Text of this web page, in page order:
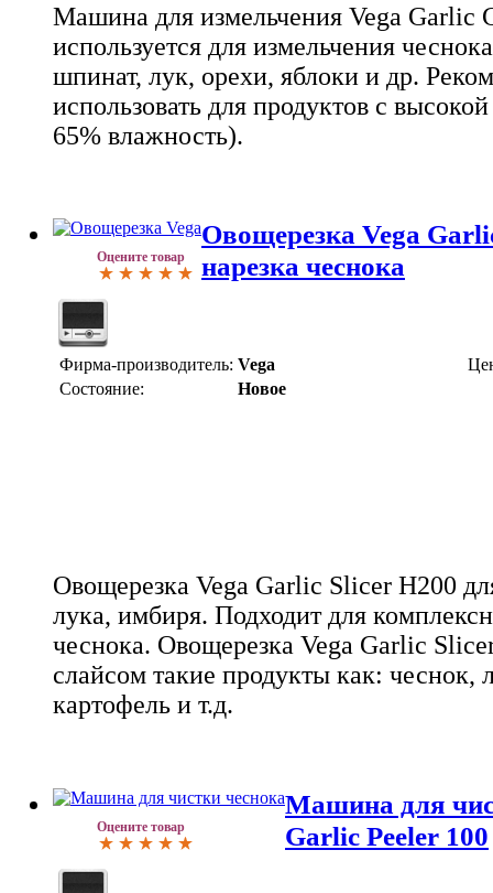
Машина для измельчения Vega Garlic
используется для измельчения
шпинат, лук, орехи, яблоки и др.
использовать для продуктов с
65% влажность).
Оцените товар
Овощерезка Vega
нарезка чеснока
Фирма-производитель: Vega
Состояние:
Новое
Овощерезка Vega Garlic Slicer H200
лука, имбиря. Подходит для
чеснока. Овощерезка Vega Garlic
слайсом такие продукты как: чеснок,
картофель и т.д.
Оцените товар
Машина для
Garlic Peeler 100